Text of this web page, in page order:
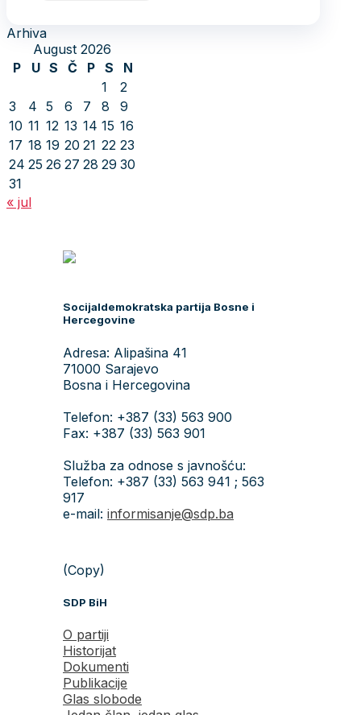
Arhiva
August 2026
P
U S Č P S
N
1
2
3
4 5 6 7 8
9
10 11 12 13 14 15 16
17 18 19 20 21 22 23
24 25 26 27 28 29 30
31
« jul
Socijaldemokratska partija Bosne i
Hercegovine
Adresa: Alipašina 41
71000 Sarajevo
Bosna i Hercegovina
Telefon: +387 (33) 563 900
Fax: +387 (33) 563 901
Služba za odnose s javnošću:
Telefon: +387 (33) 563 941 ; 563
917
e-mail: informisanje@sdp.ba
(Copy)
SDP BiH
O partiji
Historijat
Dokumenti
Publikacije
Glas slobode